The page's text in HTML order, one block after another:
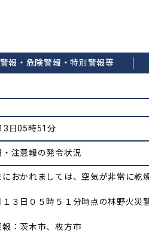
報・危険警報・特別警報等
日05時51分
注意報の発令状況
おかれましては、空気が非常に乾
３日０５時５１分時点の林野火災
：茨木市、枚方市